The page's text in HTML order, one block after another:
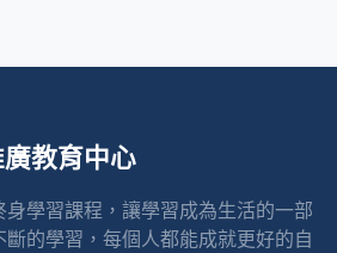
教育中心
學習課程，讓學習成為生活的一部
的學習，每個人都能成就更好的自